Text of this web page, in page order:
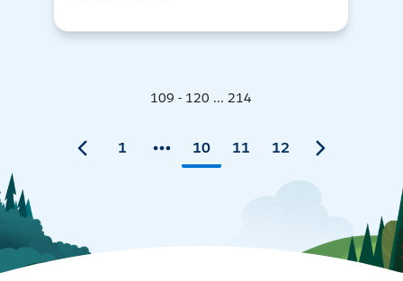
109 - 120 ... 214
1 10 11 12